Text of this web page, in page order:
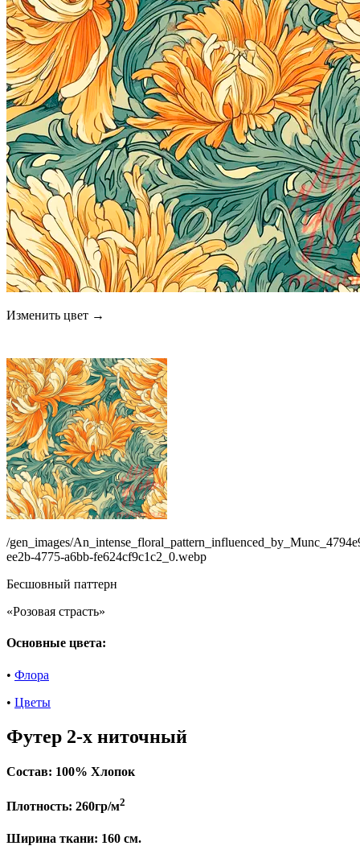
Изменить цвет →
/gen_images/
ee2b-4775-a6bb-fe624cf9c1c2_0.webp
Бесшовный паттерн
«Розовая страсть»
Основные цвета:
• Флора
• Цветы
Футер 2-х ниточный
Состав: 100% Хлопок
Плотность: 260гр/м2
Ширина ткани: 160 см.